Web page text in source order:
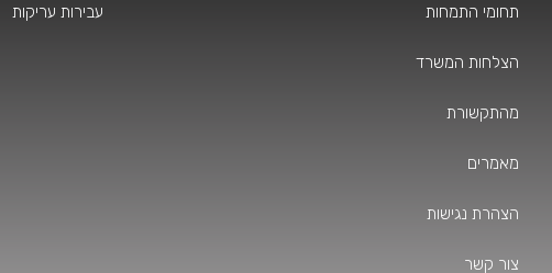
תחומי התמחות
הצלחות המשרד
מהתקשורת
מאמרים
הצהרת נגישות
צור קשר
עבירות עריקות